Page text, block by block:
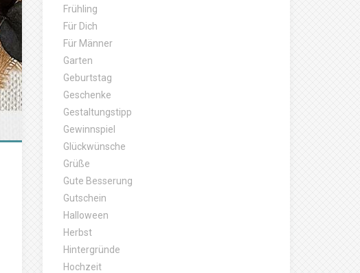
Frühling
Für Dich
Für Männer
Garten
Geburtstag
Geschenke
Gestaltungstipp
Gewinnspiel
Glückwünsche
Grüße
Gute Besserung
Gutschein
Halloween
Herbst
Hintergründe
Hochzeit